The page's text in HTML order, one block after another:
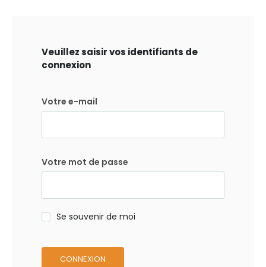
Veuillez saisir vos identifiants de
connexion
Votre e-mail
Votre mot de passe
Se souvenir de moi
CONNEXION